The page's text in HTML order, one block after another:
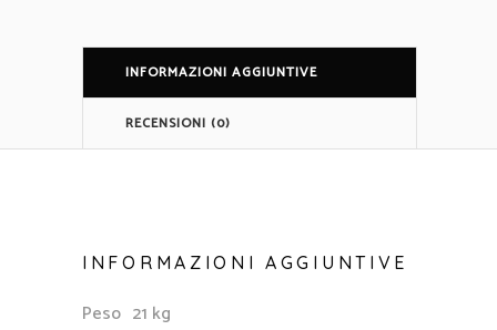
INFORMAZIONI AGGIUNTIVE
RECENSIONI (0)
INFORMAZIONI AGGIUNTIVE
Peso 21 kg